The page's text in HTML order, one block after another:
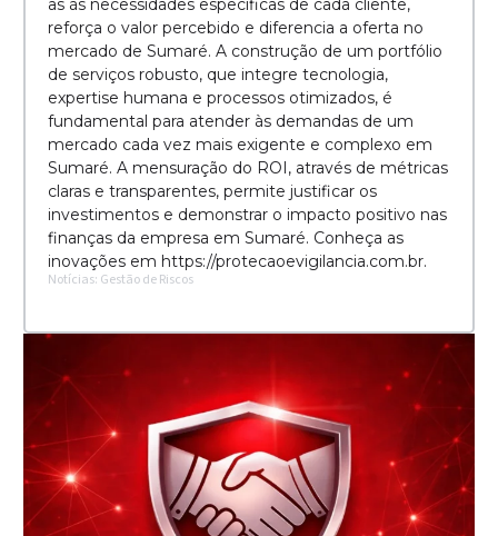
as às necessidades específicas de cada cliente,
reforça o valor percebido e diferencia a oferta no
mercado de Sumaré. A construção de um portfólio
de serviços robusto, que integre tecnologia,
expertise humana e processos otimizados, é
fundamental para atender às demandas de um
mercado cada vez mais exigente e complexo em
Sumaré. A mensuração do ROI, através de métricas
claras e transparentes, permite justificar os
investimentos e demonstrar o impacto positivo nas
finanças da empresa em Sumaré. Conheça as
inovações em https://protecaoevigilancia.com.br.
Notícias: Gestão de Riscos